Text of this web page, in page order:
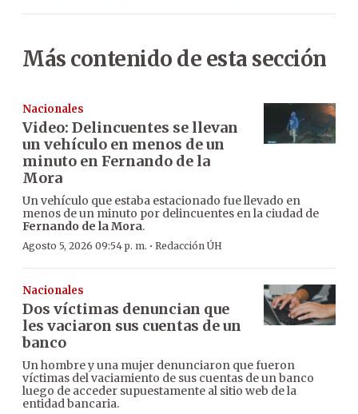
Más contenido de esta sección
Nacionales
Video: Delincuentes se llevan
un vehículo en menos de un
minuto en Fernando de la
Mora
Un vehículo que estaba estacionado fue llevado en
menos de un minuto por delincuentes en la ciudad de
Fernando de la Mora.
Agosto 5, 2026 09:54 p. m. · Redacción ÚH
Nacionales
Dos víctimas denuncian que
les vaciaron sus cuentas de un
banco
Un hombre y una mujer denunciaron que fueron
víctimas del vaciamiento de sus cuentas de un banco
luego de acceder supuestamente al sitio web de la
entidad bancaria.